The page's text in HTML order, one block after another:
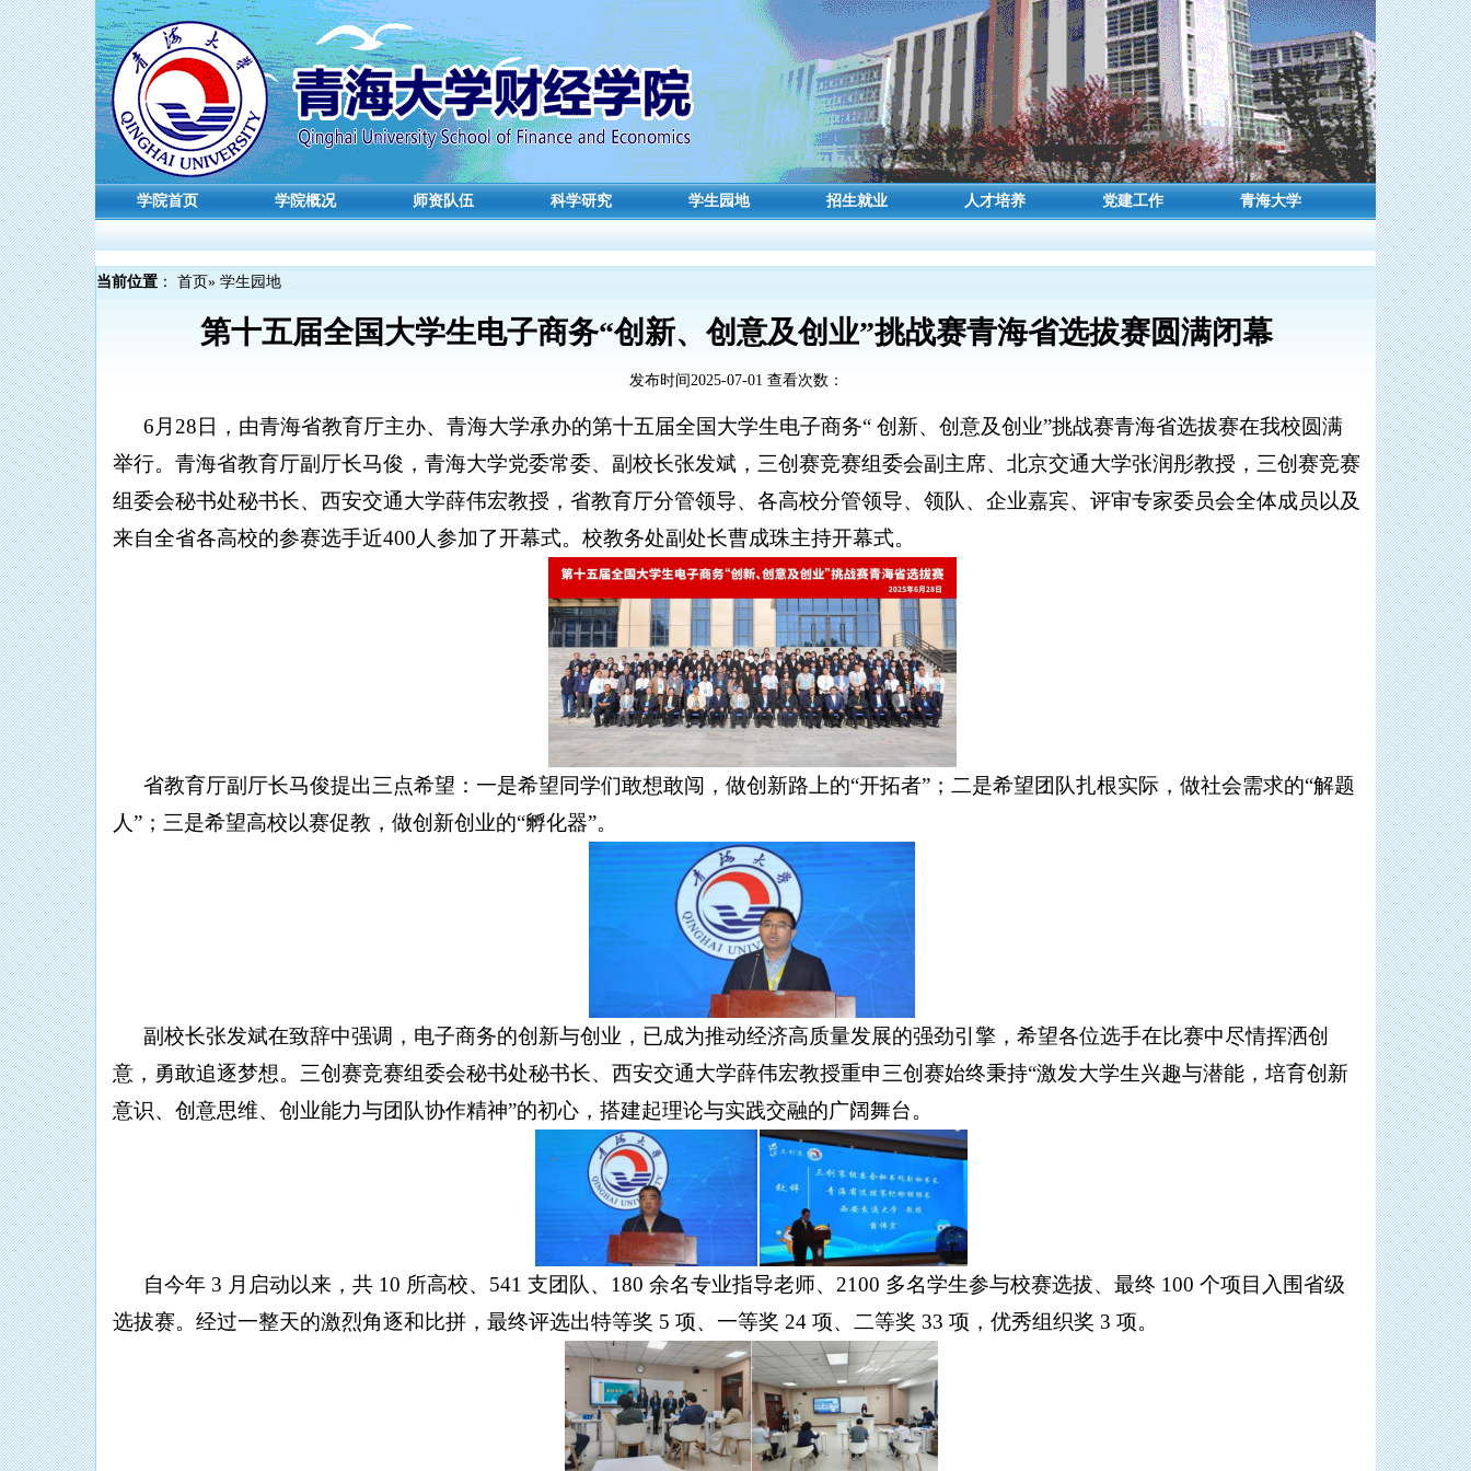
学院首页 学院概况 师资队伍 科学研究 学生园地 招生就业 人才培养 党建工作 青海大学
当前位置 ： 首页» 学生园地
第十五届全国大学生电子商务“创新、创意及创业”挑战赛青海省选拔赛圆满闭幕
发布时间2025-07-01 查看次数：
6月28日，由青海省教育厅主办、青海大学承办的第十五届全国大学生电子商务“ 创新、创意及创业”挑战赛青海省选拔赛在我校圆满
举行。青海省教育厅副厅长马俊，青海大学党委常委、副校长张发斌，三创赛竞赛组委会副主席、北京交通大学张润彤教授，三创赛竞赛
组委会秘书处秘书长、西安交通大学薛伟宏教授，省教育厅分管领导、各高校分管领导、领队、企业嘉宾、评审专家委员会全体成员以及
来自全省各高校的参赛选手近400人参加了开幕式。校教务处副处长曹成珠主持开幕式。
省教育厅副厅长马俊提出三点希望：一是希望同学们敢想敢闯，做创新路上的“开拓者”；二是希望团队扎根实际，做社会需求的“解题
人”；三是希望高校以赛促教，做创新创业的“孵化器”。
副校长张发斌在致辞中强调，电子商务的创新与创业，已成为推动经济高质量发展的强劲引擎，希望各位选手在比赛中尽情挥洒创
意，勇敢追逐梦想。三创赛竞赛组委会秘书处秘书长、西安交通大学薛伟宏教授重申三创赛始终秉持“激发大学生兴趣与潜能，培育创新
意识、创意思维、创业能力与团队协作精神”的初心，搭建起理论与实践交融的广阔舞台。
自今年 3 月启动以来，共 10 所高校、541 支团队、180 余名专业指导老师、2100 多名学生参与校赛选拔、最终 100 个项目入围省级
选拔赛。经过一整天的激烈角逐和比拼，最终评选出特等奖 5 项、一等奖 24 项、二等奖 33 项，优秀组织奖 3 项。